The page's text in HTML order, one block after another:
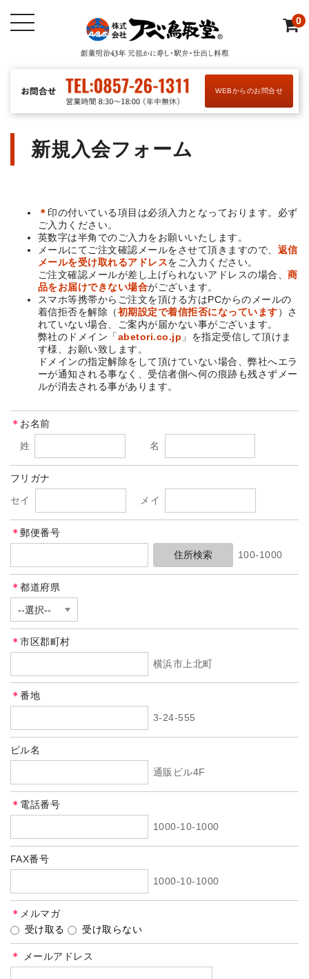
WEBからのお問合せ
0
新規入会フォーム
＊ 印の付いている項目は必須入力となっております。必ず
ご入力ください。
英数字は半角でのご入力をお願いいたします。
メールにてご注文確認メールをさせて頂きますので、 返信
メールを受け取れるアドレスをご入力ください。
ご注文確認メールが差し上げられないアドレスの場合、商
品をお届けできない場合がございます。
スマホ等携帯からご注文を頂ける方はPCからのメールの
着信拒否を解除（初期設定で着信拒否になっています）さ
れていない場合、ご案内が届かない事がございます。
弊社のドメイン「abetori.co.jp 」を指定受信して頂けま
す様、お願い致します。
ドメインの指定解除をして頂けていない場合、弊社へエラ
ーが通知される事なく、受信者側へ何の痕跡も残さずメー
ルが消去される事があります。
＊ お名前
姓
名
フリガナ
セイ
メイ
＊郵便番号
100-1000
＊都道府県
＊市区郡町村
横浜市上北町
＊番地
3-24-555
ビル名
通販ビル4F
＊ 電話番号
1000-10-1000
FAX番号
1000-10-1000
＊ メルマガ
受け取る
受け取らない
＊ メールアドレス